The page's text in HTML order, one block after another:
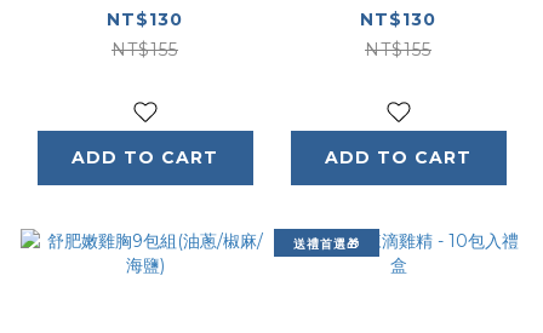
NT$130
NT$155
ADD TO CART
NT$130
NT$155
ADD TO CART
送禮首選🎁